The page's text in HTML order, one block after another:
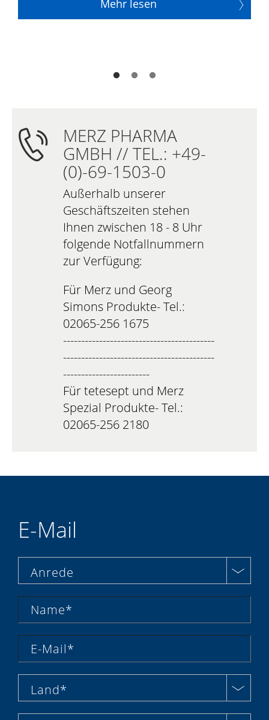
Mehr lesen
MERZ PHARMA
GMBH // TEL.: +49-
(0)-69-1503-0
Außerhalb unserer
Geschäftszeiten stehen
Ihnen zwischen 18 - 8 Uhr
folgende Notfallnummern
zur Verfügung:
Für Merz und Georg
Simons Produkte- Tel.:
02065-256 1675
------------------------------------------
------------------------------------------
------------------------
Für tetesept und Merz
Spezial Produkte- Tel.:
02065-256 2180
E-Mail
Anrede
Land*